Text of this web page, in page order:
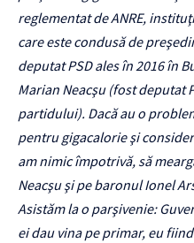
reglementat de ANRE,
care este condusă de
deputat PSD ales în 2016 în
Marian Neacşu (fost deputat
partidului). Dacă au o
pentru gigacalorie şi
am nimic împotrivă, să
Neacşu şi pe baronul Ionel
Asistăm la o parşivenie:
ei dau vina pe primar, eu